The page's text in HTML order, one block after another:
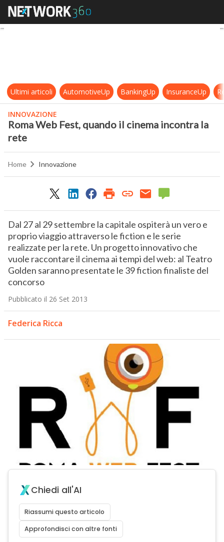
Roma Web Fest, quando il
Ultimi articoli AutomotiveUp BankingUp InsuranceUp
INNOVAZIONE
Roma Web Fest, quando il cinema incontra la
rete
Home Innovazione
Dal 27 al 29 settembre la capitale ospiterà un vero e
proprio viaggio attraverso le fiction e le serie
realizzate per la rete. Un progetto innovativo che
vuole raccontare il cinema ai tempi del web: al Teatro
Golden saranno presentate le 39 fiction finaliste del
concorso
Pubblicato il 26 Set 2013
Federica Ricca
Chiedi all'AI
Riassumi questo articolo
Approfondisci con altre fonti